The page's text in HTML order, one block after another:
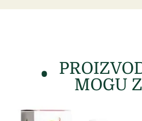
MOGU